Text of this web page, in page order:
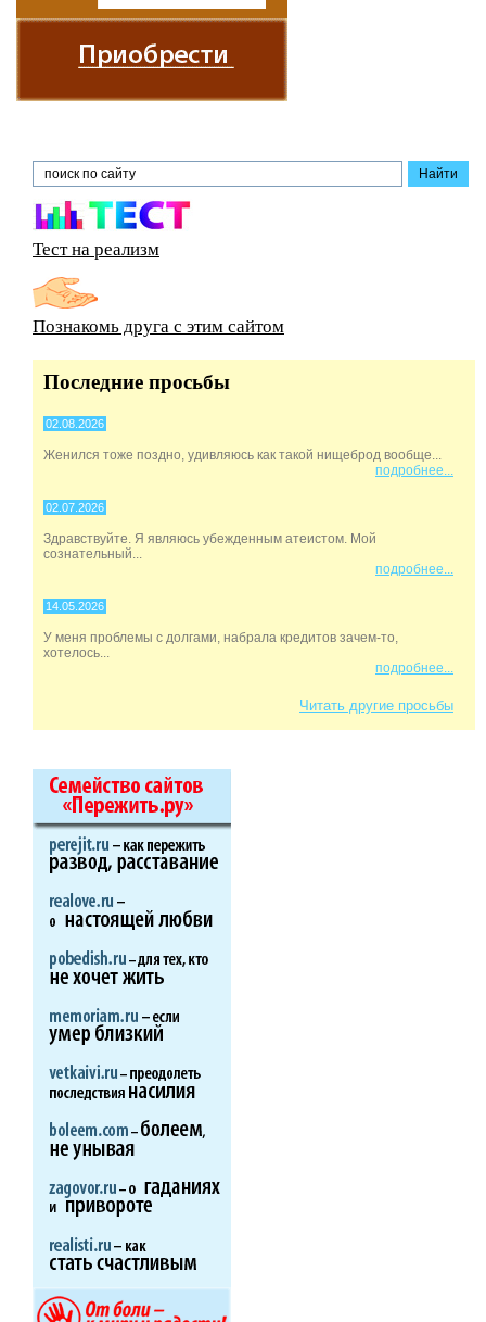
Тест на реализм
Познакомь друга с этим сайтом
Последние просьбы
02.08.2026
Женился тоже поздно, удивляюсь как такой нищеброд вообще...
подробнее...
02.07.2026
Здравствуйте. Я являюсь убежденным атеистом. Мой
сознательный...
подробнее...
14.05.2026
У меня проблемы с долгами, набрала кредитов зачем-то,
хотелось...
подробнее...
Читать другие просьбы